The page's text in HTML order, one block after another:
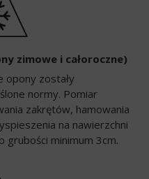
zimowe i całoroczne)
opony zostały
normy. Pomiar
zakrętów, hamowania
na nawierzchni
minimum 3cm.